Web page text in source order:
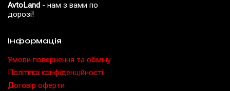
AvtoLand - нам з вами по
дорозі!
Інформація
Умови повернення та обміну
Політика конфіденційності
Договір оферти